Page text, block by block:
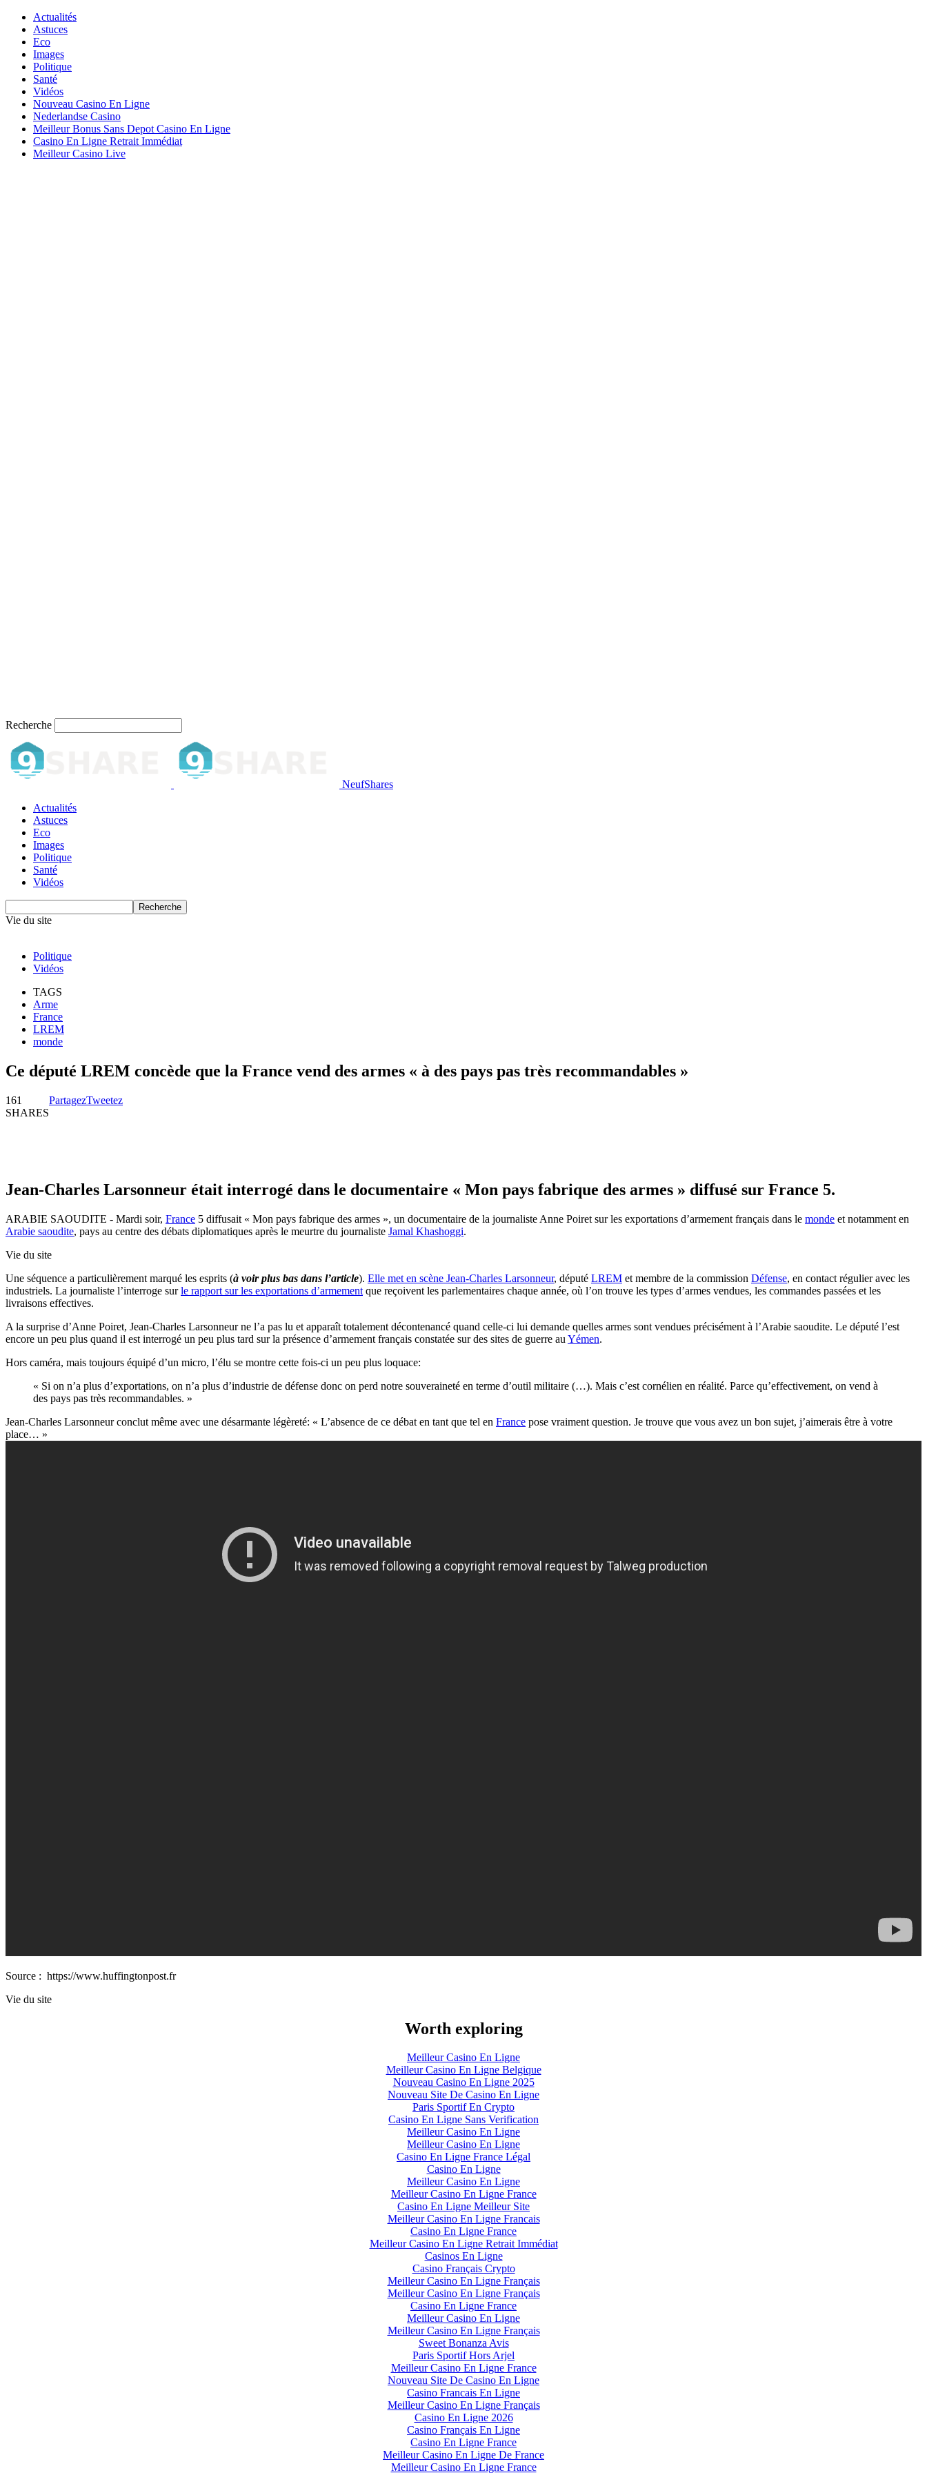
Actualités
Astuces
Eco
Images
Politique
Santé
Vidéos
Nouveau Casino En Ligne
Nederlandse Casino
Meilleur Bonus Sans Depot Casino En Ligne
Casino En Ligne Retrait Immédiat
Meilleur Casino Live
Recherche
NeufShares
Actualités
Astuces
Eco
Images
Politique
Santé
Vidéos
Vie du site
Politique
Vidéos
TAGS
Arme
France
LREM
monde
Ce député LREM concède que la France vend des armes « à des pays pas très recommandables »
161
SHARES
PartagezTweetez
Jean-Charles Larsonneur était interrogé dans le documentaire « Mon pays fabrique des armes » diffusé sur France 5.
ARABIE SAOUDITE - Mardi soir, France 5 diffusait « Mon pays fabrique des armes », un documentaire de la journaliste Anne Poiret sur les exportations d’armement français dans le monde et notamment en
Arabie saoudite, pays au centre des débats diplomatiques après le meurtre du journaliste Jamal Khashoggi.
Vie du site
Une séquence a particulièrement marqué les esprits (à voir plus bas dans l’article). Elle met en scène Jean-Charles Larsonneur, député LREM et membre de la commission Défense, en contact régulier avec les
industriels. La journaliste l’interroge surle rapport sur les exportations d’armement que reçoivent les parlementaires chaque année, où l’on trouve les types d’armes vendues, les commandes passées et les
livraisons effectives.
A la surprise d’Anne Poiret, Jean-Charles Larsonneur ne l’a pas lu et apparaît totalement décontenancé quand celle-ci lui demande quelles armes sont vendues précisément à l’Arabie saoudite. Le député l’est
encore un peu plus quand il est interrogé un peu plus tard sur la présence d’armement français constatée sur des sites de guerre au Yémen.
Hors caméra, mais toujours équipé d’un micro, l’élu se montre cette fois-ci un peu plus loquace:
« Si on n’a plus d’exportations, on n’a plus d’industrie de défense donc on perd notre souveraineté en terme d’outil militaire (…). Mais c’est cornélien en réalité. Parce qu’effectivement, on vend à
des pays pas très recommandables. »
Jean-Charles Larsonneur conclut même avec une désarmante légèreté: « L’absence de ce débat en tant que tel en France pose vraiment question. Je trouve que vous avez un bon sujet, j’aimerais être à votre
place… »
Source : https://www.huffingtonpost.fr
Vie du site
Worth exploring
Meilleur Casino En Ligne
Meilleur Casino En Ligne Belgique
Nouveau Casino En Ligne 2025
Nouveau Site De Casino En Ligne
Paris Sportif En Crypto
Casino En Ligne Sans Verification
Meilleur Casino En Ligne
Meilleur Casino En Ligne
Casino En Ligne France Légal
Casino En Ligne
Meilleur Casino En Ligne
Meilleur Casino En Ligne France
Casino En Ligne Meilleur Site
Meilleur Casino En Ligne Francais
Casino En Ligne France
Meilleur Casino En Ligne Retrait Immédiat
Casinos En Ligne
Casino Français Crypto
Meilleur Casino En Ligne Français
Meilleur Casino En Ligne Français
Casino En Ligne France
Meilleur Casino En Ligne
Meilleur Casino En Ligne Français
Sweet Bonanza Avis
Paris Sportif Hors Arjel
Meilleur Casino En Ligne France
Nouveau Site De Casino En Ligne
Casino Francais En Ligne
Meilleur Casino En Ligne Français
Casino En Ligne 2026
Casino Français En Ligne
Casino En Ligne France
Meilleur Casino En Ligne De France
Meilleur Casino En Ligne France